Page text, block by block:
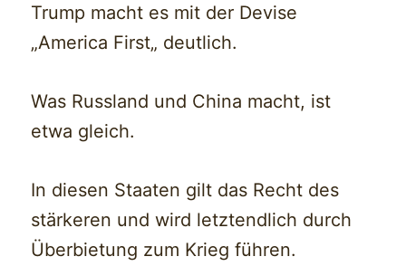
Trump macht es mit der Devise
„America First„ deutlich.
Was Russland und China macht, ist
etwa gleich.
In diesen Staaten gilt das Recht des
stärkeren und wird letztendlich durch
Überbietung zum Krieg führen.